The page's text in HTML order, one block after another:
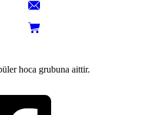
hoca grubuna aittir.